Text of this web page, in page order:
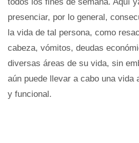
presenciar, por lo general,
la vida de tal persona, como
cabeza, vómitos, deudas
diversas áreas de su vida, sin
aún puede llevar a cabo una vida
y funcional.